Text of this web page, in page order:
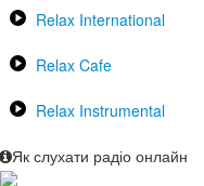
Relax International
Relax Cafe
Relax Instrumental
Як слухати радіо онлайн